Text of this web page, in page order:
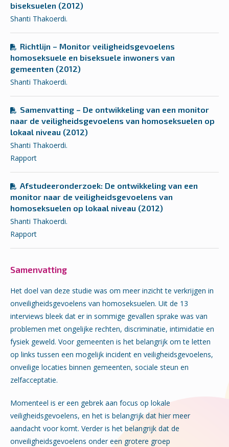
biseksuelen (2012)
Shanti Thakoerdi.
Richtlijn – Monitor veiligheidsgevoelens
homoseksuele en biseksuele inwoners van
gemeenten (2012)
Shanti Thakoerdi.
Samenvatting – De ontwikkeling van een monitor
naar de veiligheidsgevoelens van homoseksuelen op
lokaal niveau (2012)
Shanti Thakoerdi.
Rapport
Afstudeeronderzoek: De ontwikkeling van een
monitor naar de veiligheidsgevoelens van
homoseksuelen op lokaal niveau (2012)
Shanti Thakoerdi.
Rapport
Samenvatting
Het doel van deze studie was om meer inzicht te verkrijgen in
onveiligheidsgevoelens van homoseksuelen. Uit de 13
interviews bleek dat er in sommige gevallen sprake was van
problemen met ongelijke rechten, discriminatie, intimidatie en
fysiek geweld. Voor gemeenten is het belangrijk om te letten
op links tussen een mogelijk incident en veiligheidsgevoelens,
onveilige locaties binnen gemeenten, sociale steun en
zelfacceptatie.
Momenteel is er een gebrek aan focus op lokale
veiligheidsgevoelens, en het is belangrijk dat hier meer
aandacht voor komt. Verder is het belangrijk dat de
onveiligheidsgevoelens onder een grotere groep